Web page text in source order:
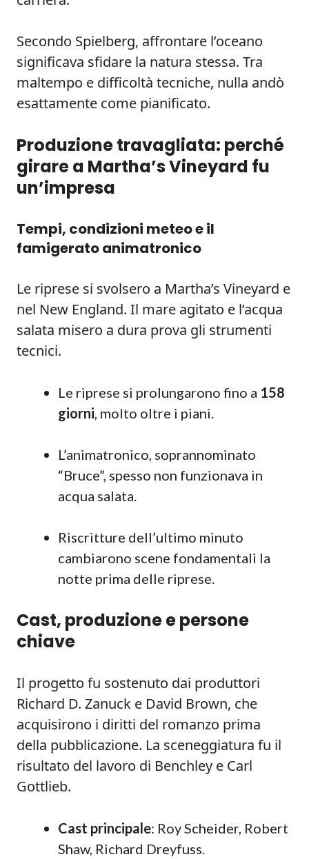
Secondo Spielberg, affrontare l’oceano
significava sfidare la natura stessa. Tra
maltempo e difficoltà tecniche, nulla andò
esattamente come pianificato.
Produzione travagliata: perché
girare a Martha’s Vineyard fu
un’impresa
Tempi, condizioni meteo e il
famigerato animatronico
Le riprese si svolsero a Martha’s Vineyard e
nel New England. Il mare agitato e l’acqua
salata misero a dura prova gli strumenti
tecnici.
Le riprese si prolungarono fino a 158
giorni, molto oltre i piani.
L’animatronico, soprannominato
“Bruce”, spesso non funzionava in
acqua salata.
Riscritture dell’ultimo minuto
cambiarono scene fondamentali la
notte prima delle riprese.
Cast, produzione e persone
chiave
Il progetto fu sostenuto dai produttori
Richard D. Zanuck e David Brown, che
acquisirono i diritti del romanzo prima
della pubblicazione. La sceneggiatura fu il
risultato del lavoro di Benchley e Carl
Gottlieb.
Cast principale: Roy Scheider, Robert
Shaw, Richard Dreyfuss.